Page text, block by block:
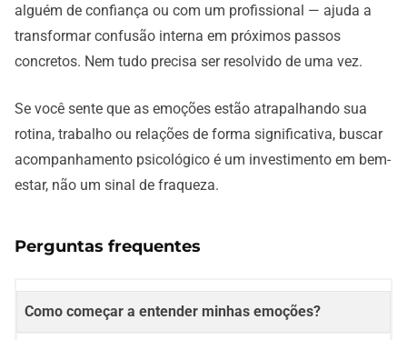
alguém de confiança ou com um profissional — ajuda a
transformar confusão interna em próximos passos
concretos. Nem tudo precisa ser resolvido de uma vez.
Se você sente que as emoções estão atrapalhando sua
rotina, trabalho ou relações de forma significativa, buscar
acompanhamento psicológico é um investimento em bem-
estar, não um sinal de fraqueza.
Perguntas frequentes
Como começar a entender minhas emoções?